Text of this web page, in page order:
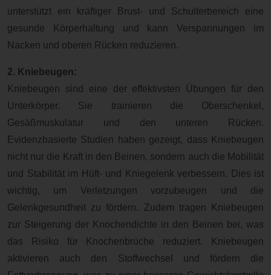
unterstützt ein kräftiger Brust- und Schulterbereich eine
gesunde Körperhaltung und kann Verspannungen im
Nacken und oberen Rücken reduzieren.
2. Kniebeugen:
Kniebeugen sind eine der effektivsten Übungen für den
Unterkörper. Sie trainieren die Oberschenkel,
Gesäßmuskulatur und den unteren Rücken.
Evidenzbasierte Studien haben gezeigt, dass Kniebeugen
nicht nur die Kraft in den Beinen, sondern auch die Mobilität
und Stabilität im Hüft- und Kniegelenk verbessern. Dies ist
wichtig, um Verletzungen vorzubeugen und die
Gelenkgesundheit zu fördern. Zudem tragen Kniebeugen
zur Steigerung der Knochendichte in den Beinen bei, was
das Risiko für Knochenbrüche reduziert. Kniebeugen
aktivieren auch den Stoffwechsel und fördern die